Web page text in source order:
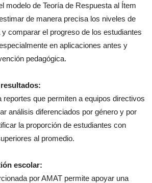
modelo de Teoría de Respuesta al Ítem
de manera precisa los niveles de
comparar el progreso de los estudiantes
en aplicaciones antes y
pedagógica.
reportes que permiten a equipos directivos
análisis diferenciados por género y por
la proporción de estudiantes con
al promedio.
escolar:
por AMAT permite apoyar una